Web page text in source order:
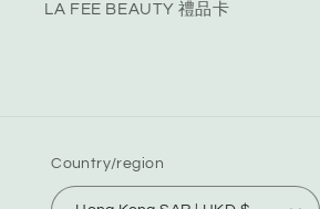
LA FEE BEAUTY 禮品卡
Country/region